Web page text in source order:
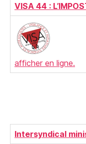
VISA 44 :
afficher en ligne.
Intersyndical